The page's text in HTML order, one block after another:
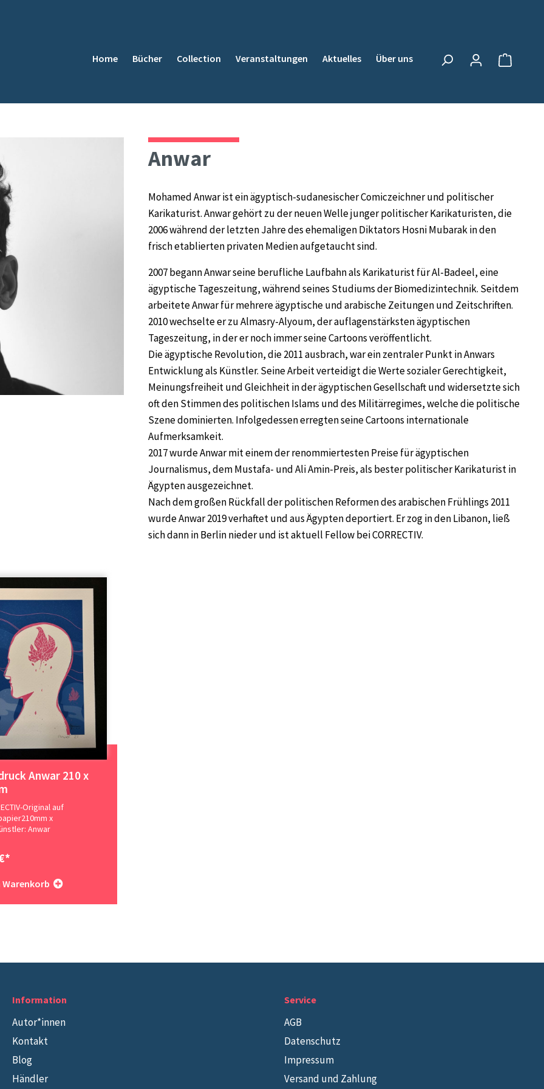
Home Bücher Collection Veranstaltungen Aktuelles Über uns
Anwar
Mohamed Anwar ist ein ägyptisch-sudanesischer Comiczeichner und politischer
Karikaturist. Anwar gehört zu der neuen Welle junger politischer Karikaturisten, die
2006 während der letzten Jahre des ehemaligen Diktators Hosni Mubarak in den
frisch etablierten privaten Medien aufgetaucht sind.
2007 begann Anwar seine berufliche Laufbahn als Karikaturist für Al-Badeel, eine
ägyptische Tageszeitung, während seines Studiums der Biomedizintechnik. Seitdem
arbeitete Anwar für mehrere ägyptische und arabische Zeitungen und Zeitschriften.
2010 wechselte er zu Almasry-Alyoum, der auflagenstärksten ägyptischen
Tageszeitung, in der er noch immer seine Cartoons veröffentlicht.
Die ägyptische Revolution, die 2011 ausbrach, war ein zentraler Punkt in Anwars
Entwicklung als Künstler. Seine Arbeit verteidigt die Werte sozialer Gerechtigkeit,
Meinungsfreiheit und Gleichheit in der ägyptischen Gesellschaft und widersetzte sich
oft den Stimmen des politischen Islams und des Militärregimes, welche die politische
Szene dominierten. Infolgedessen erregten seine Cartoons internationale
Aufmerksamkeit.
2017 wurde Anwar mit einem der renommiertesten Preise für ägyptischen
Journalismus, dem Mustafa- und Ali Amin-Preis, als bester politischer Karikaturist in
Ägypten ausgezeichnet.
Nach dem großen Rückfall der politischen Reformen des arabischen Frühlings 2011
wurde Anwar 2019 verhaftet und aus Ägypten deportiert. Er zog in den Libanon, ließ
sich dann in Berlin nieder und ist aktuell Fellow bei CORRECTIV.
Anwar 210 x
Original auf
x
Anwar

Information
Autor*innen
Kontakt
Blog
Händler
Service
AGB
Datenschutz
Impressum
Versand und Zahlung